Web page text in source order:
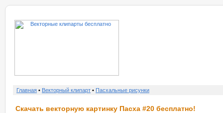
Главная • Векторный клипарт • Пасхальные рисунки
Скачать векторную картинку Пасха #20 бесплатно!